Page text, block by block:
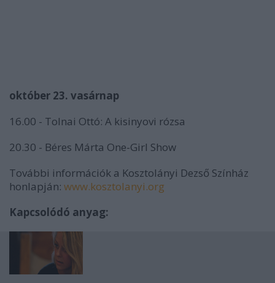
október 23. vasárnap
16.00 - Tolnai Ottó: A kisinyovi rózsa
20.30 - Béres Márta One-Girl Show
További információk a Kosztolányi Dezső Színház
honlapján: www.kosztolanyi.org
Kapcsolódó anyag: